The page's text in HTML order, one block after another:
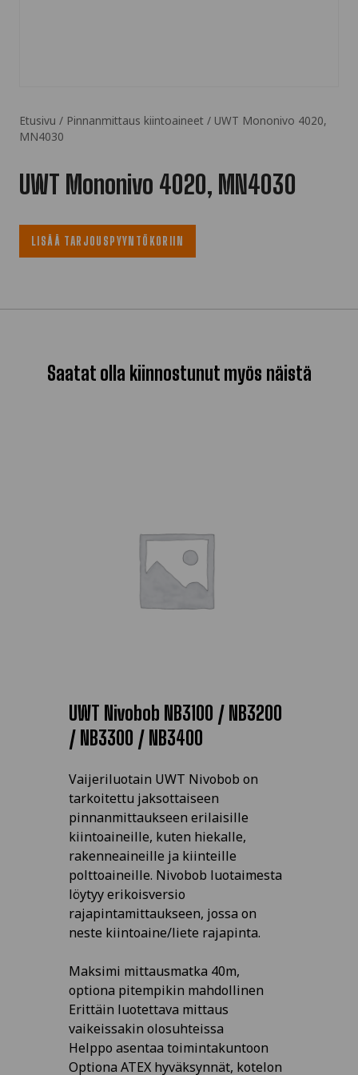
Etusivu / Pinnanmittaus kiintoaineet / UWT Mononivo 4020,
MN4030
UWT Mononivo 4020, MN4030
LISÄÄ TARJOUSPYYNTÖKORIIN
Saatat olla kiinnostunut myös näistä
UWT Nivobob NB3100 / NB3200
/ NB3300 / NB3400
Vaijeriluotain UWT Nivobob on
tarkoitettu jaksottaiseen
pinnanmittaukseen erilaisille
kiintoaineille, kuten hiekalle,
rakenneaineille ja kiinteille
polttoaineille. Nivobob luotaimesta
löytyy erikoisversio
rajapintamittaukseen, jossa on
neste kiintoaine/liete rajapinta.
Maksimi mittausmatka 40m,
optiona pitempikin mahdollinen
Erittäin luotettava mittaus
vaikeissakin olosuhteissa
Helppo asentaa toimintakuntoon
Optiona ATEX hyväksynnät, kotelon